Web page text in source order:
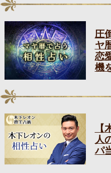
圧
ヤ
恋
機
人
パ